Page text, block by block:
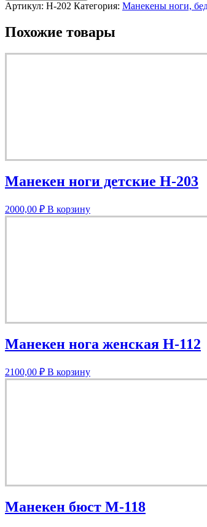
Артикул: Н-202 Категория: Манекены ноги,
Похожие товары
Манекен ноги детские Н-203
2000,00 ₽ В корзину
Манекен нога женская Н-112
2100,00 ₽ В корзину
Манекен бюст М-118